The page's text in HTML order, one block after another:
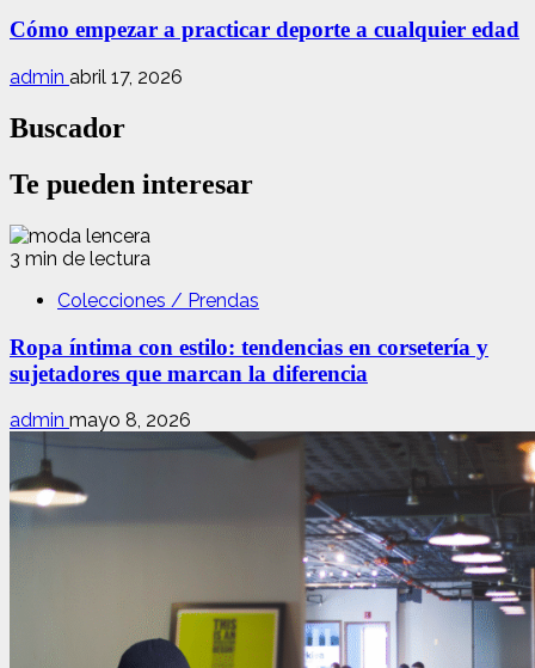
Cómo empezar a practicar deporte a cualquier edad
admin abril 17, 2026
Buscador
Te pueden interesar
3 min de lectura
Colecciones / Prendas
Ropa íntima con estilo: tendencias en corsetería y
sujetadores que marcan la diferencia
admin mayo 8, 2026